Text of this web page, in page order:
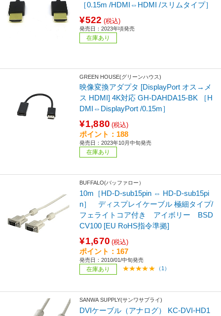
［0.15m /HDMI⇔HDMI /スリムタイプ］
¥522 (税込)
発売日：2023年頃発売
在庫あり
GREEN HOUSE(グリーンハウス)
映像変換アダプタ [DisplayPort オス→メ
ス HDMI] 4K対応 GH-DAHDA15-BK ［H
DMI⇔DisplayPort /0.15m］
¥1,880 (税込)
ポイント：188
発売日：2023年10月中旬発売
在庫あり
BUFFALO(バッファロー）
10m［HD-D-sub15pin ⇔ HD-D-sub15pi
n］ ディスプレイケーブル 極細タイプ/
フェライトコア付き アイボリー BSD
CV100 [EU RoHS指令準拠]
¥1,670 (税込)
ポイント：167
発売日：2010/01/中旬発売
在庫あり （1）
SANWA SUPPLY(サンワサプライ)
DVIケーブル（アナログ） KC-DVI-HD1